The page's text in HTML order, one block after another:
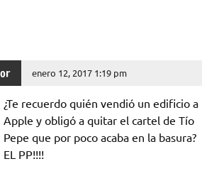
enero 12, 2017 1:19 pm
¿Te recuerdo quién vendió un edificio a
Apple y obligó a quitar el cartel de Tío
Pepe que por poco acaba en la basura?
EL PP!!!!